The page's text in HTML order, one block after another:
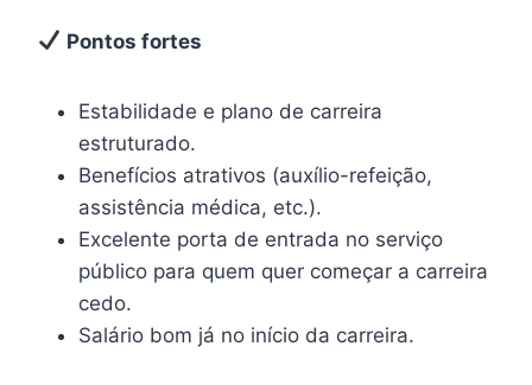
Pontos fortes
Estabilidade e plano de carreira
estruturado.
Benefícios atrativos (auxílio-refeição,
assistência médica, etc.).
Excelente porta de entrada no serviço
público para quem quer começar a carreira
cedo.
Salário bom já no início da carreira.